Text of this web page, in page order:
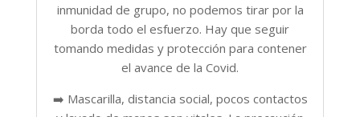
inmunidad de grupo, no podemos tirar por la
borda todo el esfuerzo. Hay que seguir
tomando medidas y protección para contener
el avance de la Covid.
➡️ Mascarilla, distancia social, pocos contactos